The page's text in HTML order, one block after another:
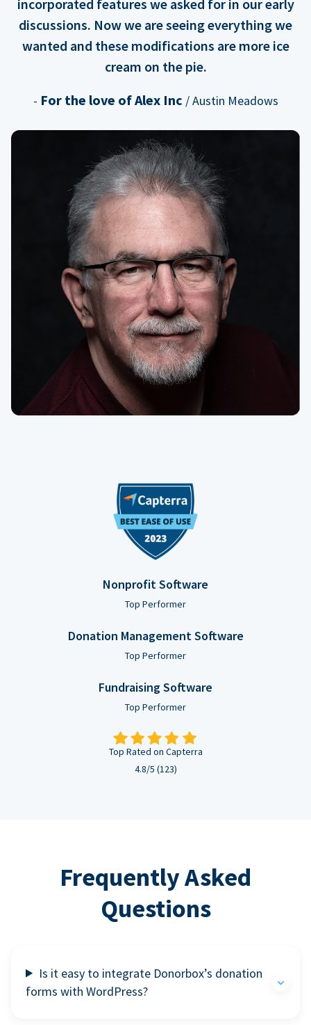
incorporated features we asked for in our early
discussions. Now we are seeing everything we
wanted and these modifications are more ice
cream on the pie.
- For the love of Alex Inc / Austin Meadows
Nonprofit Software
Top Performer
Donation Management Software
Top Performer
Fundraising Software
Top Performer
Top Rated on Capterra
4.8/5 (123)
Frequently Asked
Questions
Is it easy to integrate Donorbox’s donation
forms with WordPress?